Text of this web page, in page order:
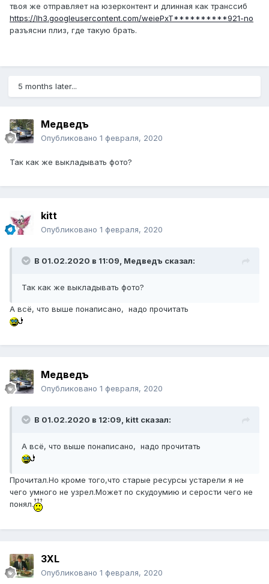
твоя же отправляет на юзерконтент и длинная как транссиб
https://lh3.googleusercontent.com/weiePxT**********921-no
разъясни плиз, где такую брать.
5 months later...
Медведъ
Опубликовано 1 февраля, 2020
Так как же выкладывать фото?
kitt
Опубликовано 1 февраля, 2020
В 01.02.2020 в 11:09, Медведъ сказал:
Так как же выкладывать фото?
А всё, что выше понаписано, надо прочитать
Медведъ
Опубликовано 1 февраля, 2020
В 01.02.2020 в 12:09, kitt сказал:
А всё, что выше понаписано, надо прочитать
Прочитал.Но кроме того,что старые ресурсы устарели я не
чего умного не узрел.Может по скудоумию и серости чего не
понял.
3XL
Опубликовано 1 февраля, 2020